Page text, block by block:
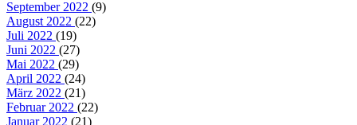
September 2022 (9)
August 2022 (22)
Juli 2022 (19)
Juni 2022 (27)
Mai 2022 (29)
April 2022 (24)
März 2022 (21)
Februar 2022 (22)
Januar 2022 (21)